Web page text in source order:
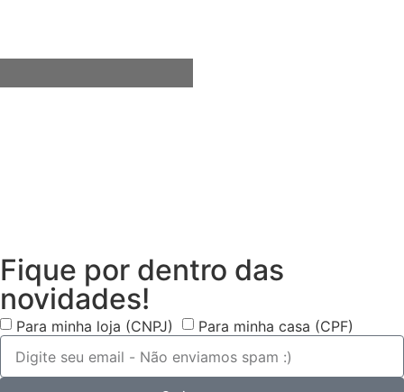
Fique por dentro das
novidades!
Para minha loja (CNPJ) Para minha casa (CPF)